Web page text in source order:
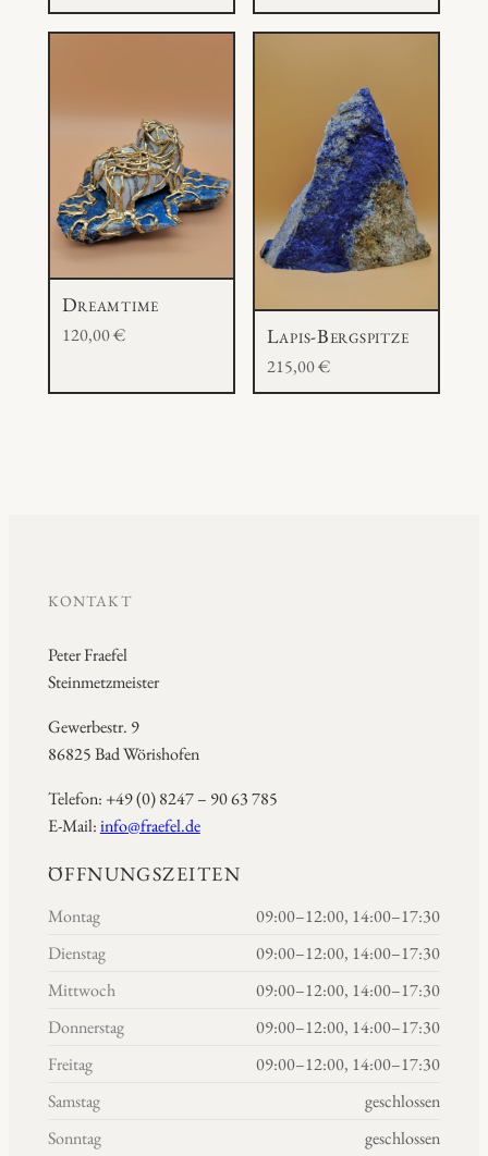
Dreamtime
120,00€ Lapis-Bergspitze
215,00€
KONTAKT
Peter Fraefel
Steinmetzmeister
Gewerbestr. 9
86825 Bad Wörishofen
Telefon: +49 (0) 8247 – 90 63 785
E-Mail:info@fraefel.de
ÖFFNUNGSZEITEN
Montag
09:00–12:00, 14:00–17:30
Dienstag
09:00–12:00, 14:00–17:30
Mittwoch
09:00–12:00, 14:00–17:30
Donnerstag
09:00–12:00, 14:00–17:30
Freitag
09:00–12:00, 14:00–17:30
Samstag
geschlossen
Sonntag
geschlossen